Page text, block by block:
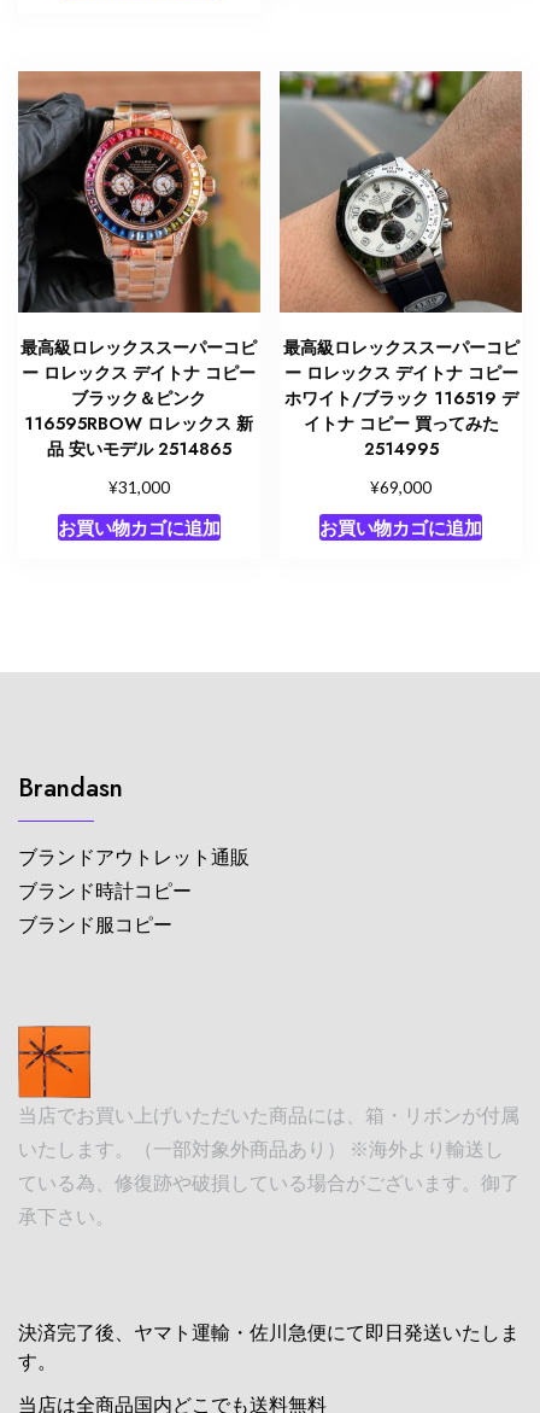
最高級ロレックススーパーコピ
ー ロレックス デイトナ コピー
ブラック＆ピンク
116595RBOW ロレックス 新
品 安いモデル 2514865
¥31,000
お買い物カゴに追加
最高級ロレックススーパーコピ
ー ロレックス デイトナ コピー
ホワイト/ブラック 116519 デ
イトナ コピー 買ってみた
2514995
¥69,000
お買い物カゴに追加
Brandasn
ブランドアウトレット通販
ブランド時計コピー
ブランド服コピー
当店でお買い上げいただいた商品には、箱・リボンが付属
いたします。（一部対象外商品あり） ※海外より輸送し
ている為、修復跡や破損している場合がございます。御了
承下さい。
決済完了後、ヤマト運輸・佐川急便にて即日発送いたしま
す。
当店は全商品国内どこでも送料無料